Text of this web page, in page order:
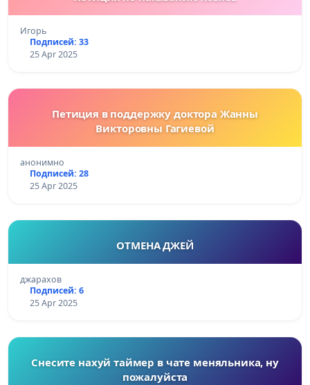
Игорь
Подписей: 33
25 Apr 2025
Петиция в поддержку доктора Жанны
Викторовны Гагиевой
анонимно
Подписей: 28
25 Apr 2025
ОТМЕНА ДЖЕЙ
джарахов
Подписей: 6
25 Apr 2025
Снесите нахуй таймер в чате меняльника, ну
пожалуйста